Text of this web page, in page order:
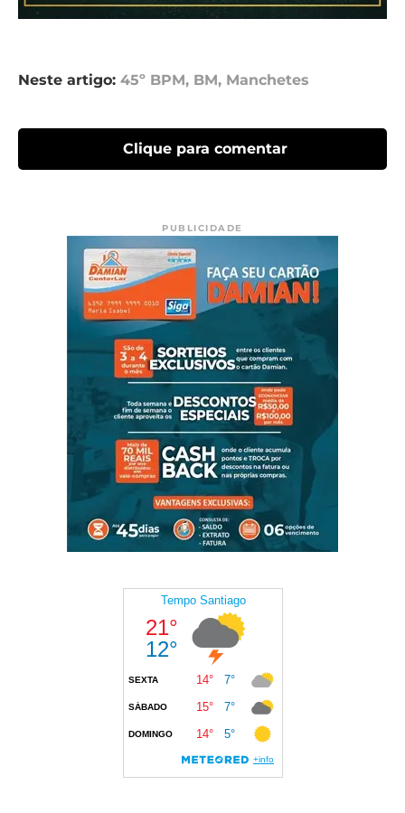
Neste artigo: 45º BPM, BM, Manchetes
Clique para comentar
PUBLICIDADE